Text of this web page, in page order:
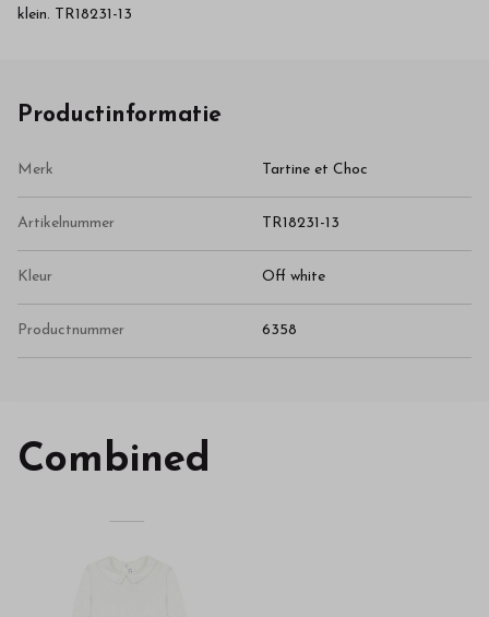
klein. TR18231-13
Productinformatie
Merk Tartine et Choc
Artikelnummer TR18231-13
Kleur Off white
Productnummer 6358
Combined